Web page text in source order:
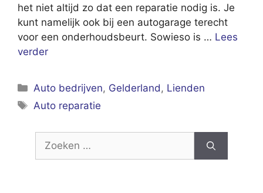
het niet altijd zo dat een reparatie nodig is. Je
kunt namelijk ook bij een autogarage terecht
voor een onderhoudsbeurt. Sowieso is … Lees
verder
Categorieën
Auto bedrijven, Gelderland, Lienden
Tags
Auto reparatie
Zoek